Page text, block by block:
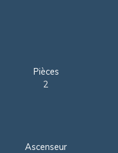
Pièces
2
Ascenseur